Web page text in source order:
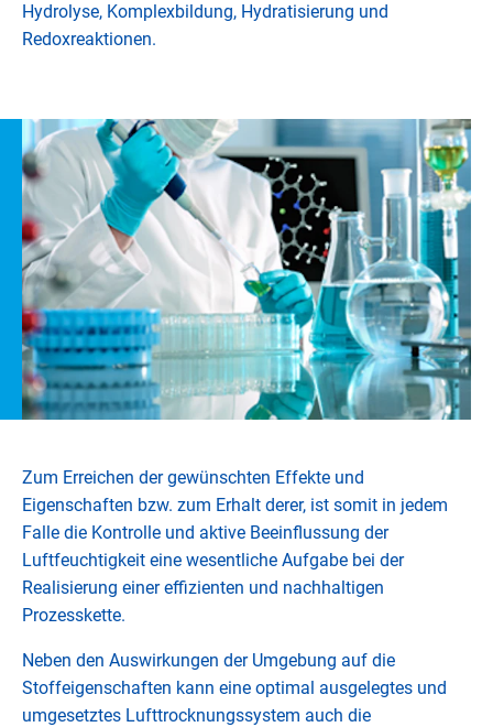
Hydrolyse, Komplexbildung, Hydratisierung und
Redoxreaktionen.
Zum Erreichen der gewünschten Effekte und
Eigenschaften bzw. zum Erhalt derer, ist somit in jedem
Falle die Kontrolle und aktive Beeinflussung der
Luftfeuchtigkeit eine wesentliche Aufgabe bei der
Realisierung einer effizienten und nachhaltigen
Prozesskette.
Neben den Auswirkungen der Umgebung auf die
Stoffeigenschaften kann eine optimal ausgelegtes und
umgesetztes Lufttrocknungssystem auch die